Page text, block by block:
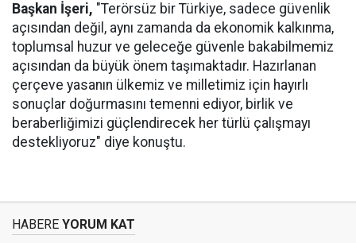
Başkan İşeri, "Terörsüz bir Türkiye, sadece güvenlik
açısından değil, aynı zamanda da ekonomik kalkınma,
toplumsal huzur ve geleceğe güvenle bakabilmemiz
açısından da büyük önem taşımaktadır. Hazırlanan
çerçeve yasanın ülkemiz ve milletimiz için hayırlı
sonuçlar doğurmasını temenni ediyor, birlik ve
beraberliğimizi güçlendirecek her türlü çalışmayı
destekliyoruz" diye konuştu.
HABERE YORUM KAT